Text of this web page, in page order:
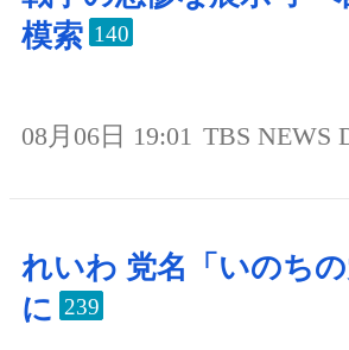
模索 140
08月06日 19:01 TBS NEWS
れいわ 党名「いのちの
に 239